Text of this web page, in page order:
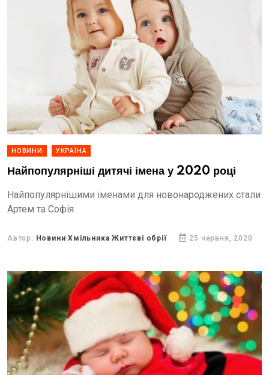
НОВИНИ УКРАЇНА
Найпопулярніші дитячі імена у 2020 році
Найпопулярнішими іменами для новонароджених стали
Артем та Софія.
Автор: Новини Хмільника Життєві обрії 25 червня, 2020